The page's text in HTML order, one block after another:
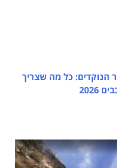
הנוקדים: כל מה שצריך